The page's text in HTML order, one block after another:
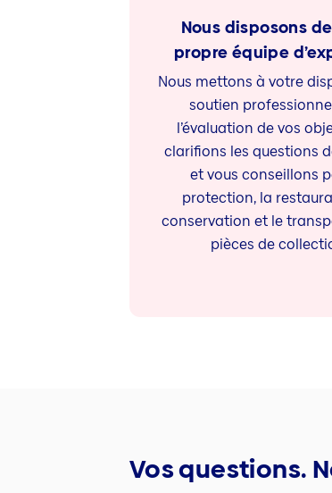
Nous disposons
propre équipe
Nous mettons à votre
soutien
l’évaluation de vos
clarifions les questions
et vous conseillons
protection, la
conservation et le
pièces de
Vos questions.